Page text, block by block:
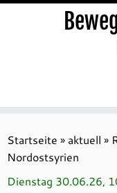
Inhalt
springen
Startseite » aktuell »
Nordostsyrien
Dienstag 30.06.26,